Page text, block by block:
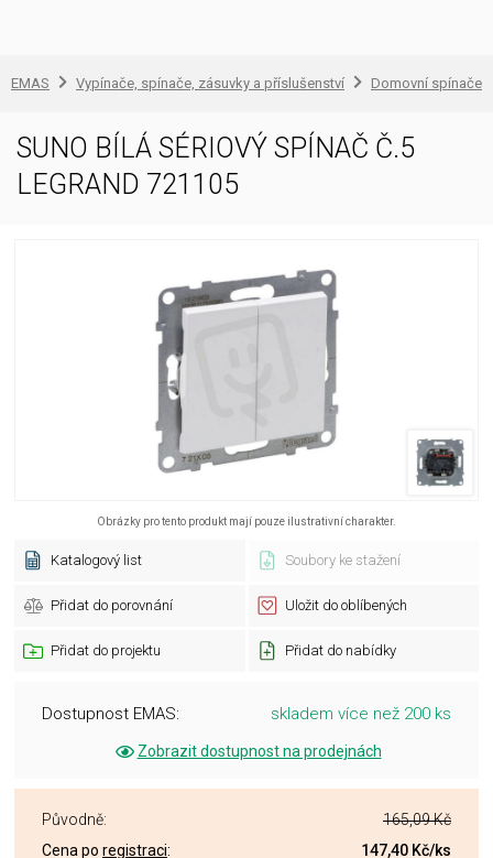
EMAS Vypínače, spínače, zásuvky a příslušenství Domovní spínače
SUNO BÍLÁ SÉRIOVÝ SPÍNAČ Č.5
LEGRAND 721105
Obrázky pro tento produkt mají pouze ilustrativní charakter.
Katalogový list Soubory ke stažení
Přidat do porovnání Uložit do oblíbených
Přidat do projektu Přidat do nabídky
Dostupnost EMAS: skladem více než 200 ks
Zobrazit dostupnost na prodejnách
Původně:
165,09 Kč
Cena po registraci: 147,40 Kč/ks